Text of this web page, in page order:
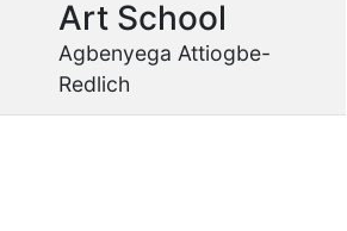
Art School
Agbenyega Attiogbe-
Redlich